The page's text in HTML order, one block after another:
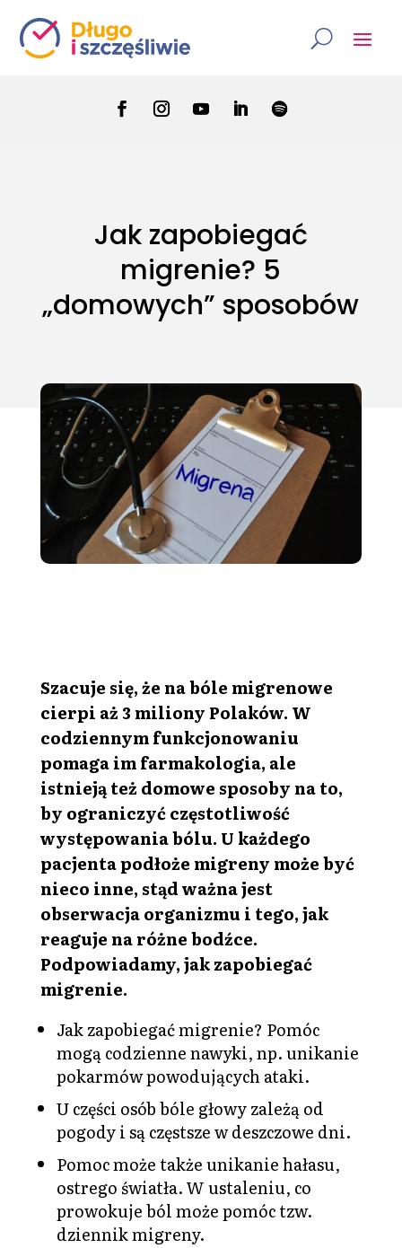
Jak zapobiegać
migrenie? 5
„domowych” sposobów
Szacuje się, że na bóle migrenowe
cierpi aż 3 miliony Polaków. W
codziennym funkcjonowaniu
pomaga im farmakologia, ale
istnieją też domowe sposoby na to,
by ograniczyć częstotliwość
występowania bólu. U każdego
pacjenta podłoże migreny może być
nieco inne, stąd ważna jest
obserwacja organizmu i tego, jak
reaguje na różne bodźce.
Podpowiadamy, jak zapobiegać
migrenie.
Jak zapobiegać migrenie? Pomóc
mogą codzienne nawyki, np. unikanie
pokarmów powodujących ataki.
U części osób bóle głowy zależą od
pogody i są częstsze w deszczowe dni.
Pomoc może także unikanie hałasu,
ostrego światła. W ustaleniu, co
prowokuje ból może pomóc tzw.
dziennik migreny.